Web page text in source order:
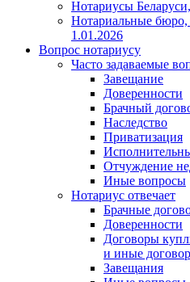
Нотариусы
Нотариальные бюро,
1.01.2026
Вопрос нотариусу
Часто задаваемые
Завещание
Доверенности
Брачный
Наследство
Приватизация
Отчуждение
Иные вопросы
Нотариус отвечает
Брачные
Доверенности
Договоры
и иные
Завещания